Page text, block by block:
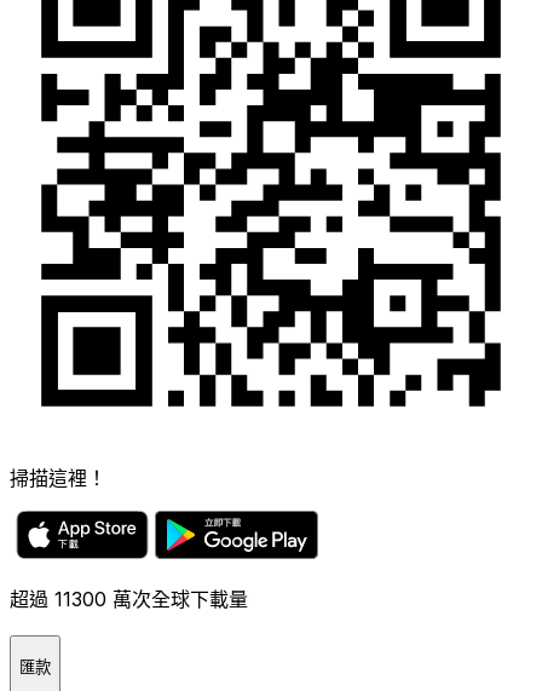
掃描這裡！
超過 11300 萬次全球下載量
匯款